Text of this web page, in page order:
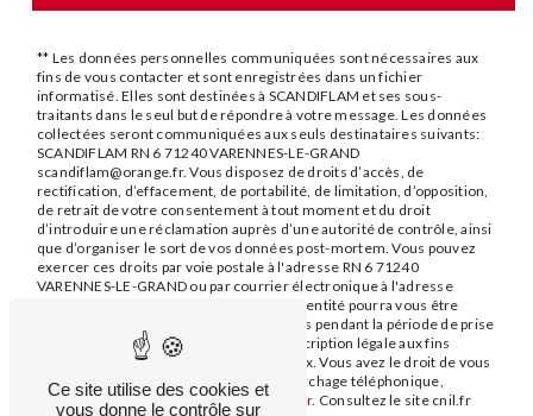
** Les données personnelles communiquées sont nécessaires aux
fins de vous contacter et sont enregistrées dans un fichier
informatisé. Elles sont destinées à SCANDIFLAM et ses sous-
traitants dans le seul but de répondre à votre message. Les données
collectées seront communiquées aux seuls destinataires suivants:
SCANDIFLAM RN 6 71240 VARENNES-LE-GRAND
scandiflam@orange.fr. Vous disposez de droits d’accès, de
rectification, d’effacement, de portabilité, de limitation, d’opposition,
de retrait de votre consentement à tout moment et du droit
d’introduire une réclamation auprès d’une autorité de contrôle, ainsi
que d’organiser le sort de vos données post-mortem. Vous pouvez
exercer ces droits par voie postale à l'adresse RN 6 71240
VARENNES-LE-GRAND ou par courrier électronique à l'adresse
scandiflam@orange.fr. Un justificatif d'identité pourra vous être
demandé. Nous conservons vos données pendant la période de prise
de contact puis pendant la durée de prescription légale aux fins
probatoires et de gestion des contentieux. Vous avez le droit de vous
inscrire sur la liste d'opposition au démarchage téléphonique,
disponible à cette adresse:Bloctel.gouv.fr. Consultez le site cnil.fr
Ce site utilise des cookies et
vous donne le contrôle sur